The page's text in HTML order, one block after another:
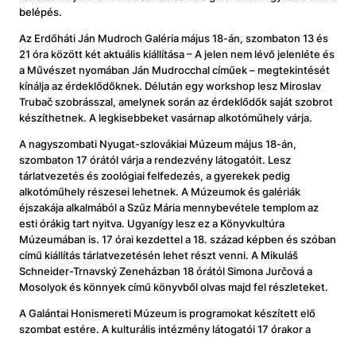
belépés.
Az Erdőháti Ján Mudroch Galéria május 18-án, szombaton 13 és
21 óra között két aktuális kiállítása – A jelen nem lévő jelenléte és
a Művészet nyomában Ján Mudrocchal címűek – megtekintését
kínálja az érdeklődőknek. Délután egy workshop lesz Miroslav
Trubač szobrásszal, amelynek során az érdeklődők saját szobrot
készíthetnek. A legkisebbeket vasárnap alkotóműhely várja.
A nagyszombati Nyugat-szlovákiai Múzeum május 18-án,
szombaton 17 órától várja a rendezvény látogatóit. Lesz
tárlatvezetés és zoológiai felfedezés, a gyerekek pedig
alkotóműhely részesei lehetnek. A Múzeumok és galériák
éjszakája alkalmából a Szűz Mária mennybevétele templom az
esti órákig tart nyitva. Ugyanígy lesz ez a Könyvkultúra
Múzeumában is. 17 órai kezdettel a 18. század képben és szóban
című kiállítás tárlatvezetésén lehet részt venni. A Mikuláš
Schneider-Trnavský Zeneházban 18 órától Simona Jurčová a
Mosolyok és könnyek című könyvből olvas majd fel részleteket.
A Galántai Honismereti Múzeum is programokat készített elő
szombat estére. A kulturális intézmény látogatói 17 órakor a